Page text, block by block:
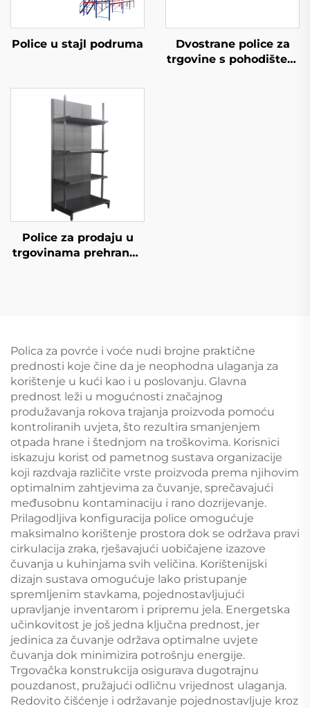
Police u stajl podruma
Dvostrane police za
trgovine s pohodištem
Police za prodaju u
trgovinama prehrane i
Polica za povrće i voće nudi brojne praktične
prednosti koje čine da je neophodna ulaganja za
korištenje u kući kao i u poslovanju. Glavna
prednost leži u mogućnosti značajnog
produžavanja rokova trajanja proizvoda pomoću
kontroliranih uvjeta, što rezultira smanjenjem
otpada hrane i štednjom na troškovima. Korisnici
iskazuju korist od pametnog sustava organizacije
koji razdvaja različite vrste proizvoda prema njihovim
optimalnim zahtjevima za čuvanje, sprečavajući
međusobnu kontaminaciju i rano dozrijevanje.
Prilagodljiva konfiguracija police omogućuje
maksimalno korištenje prostora dok se održava pravi
cirkulacija zraka, rješavajući uobičajene izazove
čuvanja u kuhinjama svih veličina. Korištenijski
dizajn sustava omogućuje lako pristupanje
spremljenim stavkama, pojednostavljujući
upravljanje inventarom i pripremu jela. Energetska
učinkovitost je još jedna ključna prednost, jer
jedinica za čuvanje održava optimalne uvjete
čuvanja dok minimizira potrošnju energije.
Trgovačka konstrukcija osigurava dugotrajnu
pouzdanost, pružajući odličnu vrijednost ulaganja.
Redovito čišćenje i održavanje pojednostavljuje kroz